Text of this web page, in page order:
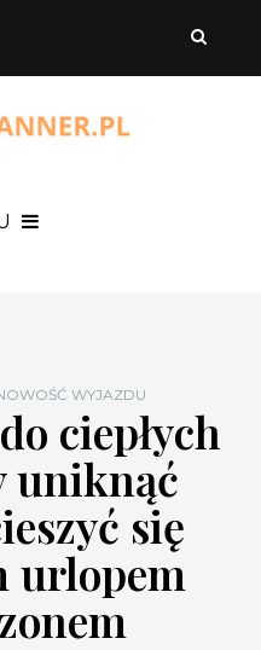
WYJAZDU
ciepłych
uniknąć
się
urlopem